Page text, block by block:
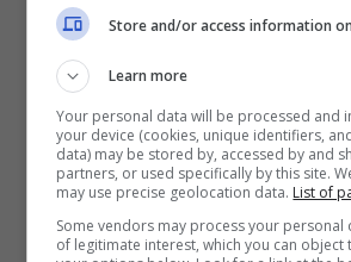
E nel 2019, a quanto pare,
anche l’amore della sua vita.
gli auguriamo, visto che per
fidanzato con lei,Lily Muni.
golfista professionista, che
U.S.-based LPGA Tour. Lei è
Store and/or access information
Learn more
Your personal data will be processed and
your device (cookies, unique identifiers,
data) may be stored by, accessed by and
partners, or used specifically by this site.
may use precise geolocation data. List of
Some vendors may process your personal
of legitimate interest, which you can object